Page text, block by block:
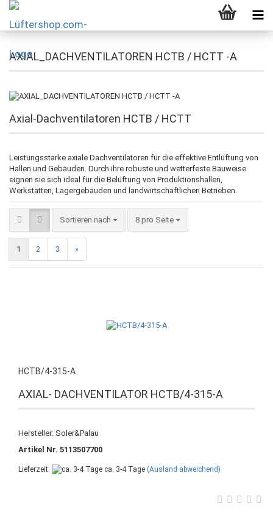
AXIAL_DACHVENTILATOREN HCTB / HCTT -A
Axial-Dachventilatoren HCTB / HCTT
Leistungsstarke axiale Dachventilatoren für die effektive Entlüftung von
Hallen und Gebäuden. Durch ihre robuste und wetterfeste Bauweise
eignen sie sich ideal für die Belüftung von Produktionshallen,
Werkstätten, Lagergebäuden und landwirtschaftlichen Betrieben.
Sortieren nach 8 pro Seite
1 2 3 »
HCTB/4-315-A
AXIAL- DACHVENTILATOR HCTB/4-315-A
Hersteller: Soler&Palau
Artikel Nr. 5113507700
Lieferzeit: ca. 3-4 Tage (Ausland abweichend)